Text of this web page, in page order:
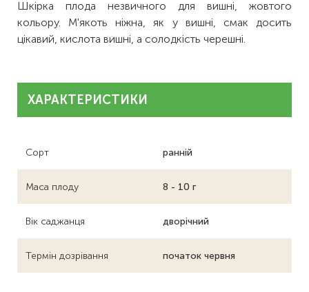
Шкірка плода незвичного для вишні, жовтого
кольору. М'якоть ніжна, як у вишні, смак досить
цікавий, кислота вишні, а солодкість черешні.
ХАРАКТЕРИСТИКИ
Сорт ранній
Маса плоду 8 - 10 г
Вік саджанця дворічний
Термін дозрівання початок червня